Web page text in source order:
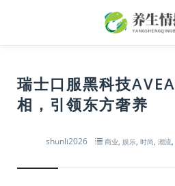
瑞士口服黑科技
相，引领东方奢养
shunli2026 商业, 娱乐, 时尚, 潮流,